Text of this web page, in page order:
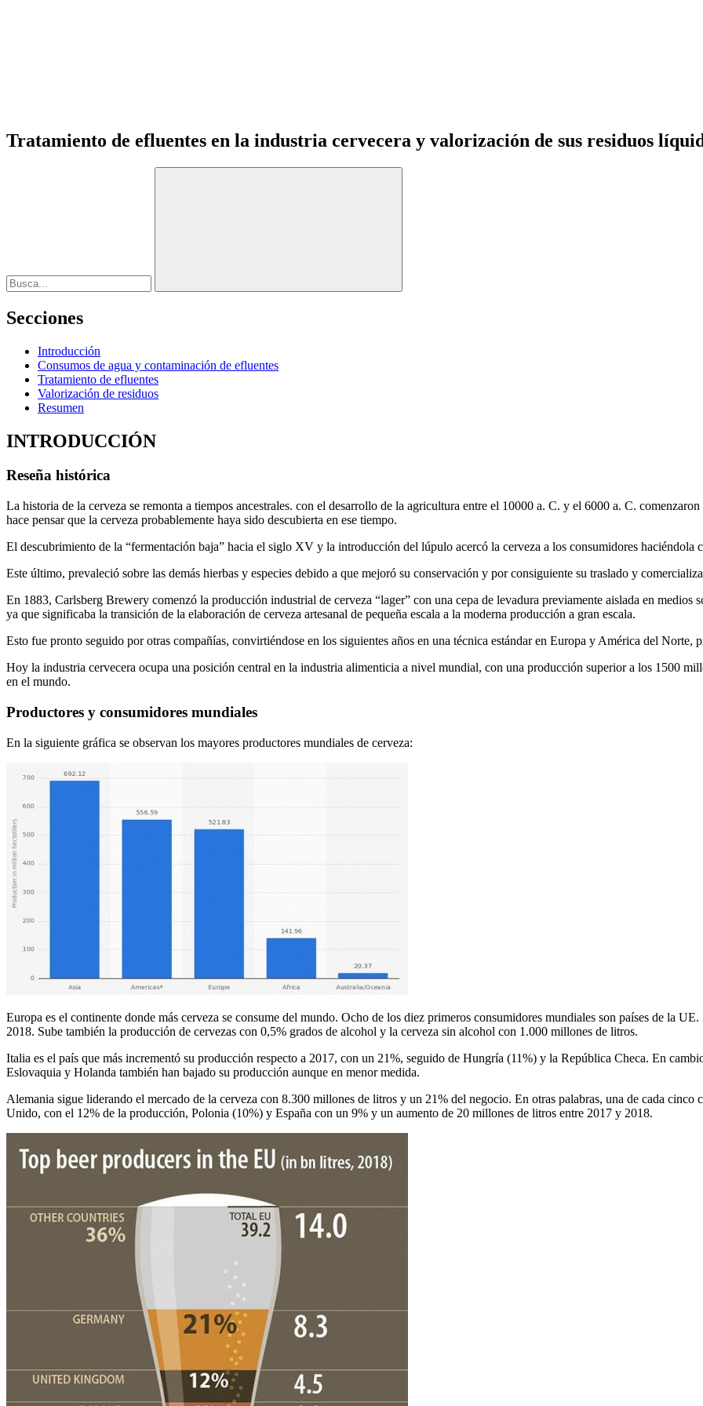
Tratamiento de efluentes en la industria cervecera y valorización de sus residuos
Buscar:
Secciones
Introducción
Consumos de agua y contaminación de efluentes
Tratamiento de efluentes
Valorización de residuos
Resumen
INTRODUCCIÓN
Reseña histórica
La historia de la cerveza se remonta a tiempos ancestrales. con el desarrollo de la agricultura entre el 10000 a. C. y el 6000 a. C.
hace pensar que la cerveza probablemente haya sido descubierta en ese tiempo.
El descubrimiento de la “fermentación baja” hacia el siglo XV y la introducción del lúpulo acercó la cerveza a los consumidores haciéndola
Este último, prevaleció sobre las demás hierbas y especies debido a que mejoró su conservación y por consiguiente su traslado y
En 1883, Carlsberg Brewery comenzó la producción industrial de cerveza “lager” con una cepa de levadura previamente aislada en
ya que significaba la transición de la elaboración de cerveza artesanal de pequeña escala a la moderna producción a gran escala.
Esto fue pronto seguido por otras compañías, convirtiéndose en los siguientes años en una técnica estándar en Europa y América del
Hoy la industria cervecera ocupa una posición central en la industria alimenticia a nivel mundial, con una producción superior a los 1500
en el mundo.
Productores y consumidores mundiales
En la siguiente gráfica se observan los mayores productores mundiales de cerveza:
Europa es el continente donde más cerveza se consume del mundo. Ocho de los diez primeros consumidores mundiales son países de la
2018. Sube también la producción de cervezas con 0,5% grados de alcohol y la cerveza sin alcohol con 1.000 millones de litros.
Italia es el país que más incrementó su producción respecto a 2017, con un 21%, seguido de Hungría (11%) y la República Checa. En
Eslovaquia y Holanda también han bajado su producción aunque en menor medida.
Alemania sigue liderando el mercado de la cerveza con 8.300 millones de litros y un 21% del negocio. En otras palabras, una de cada cinco
Unido, con el 12% de la producción, Polonia (10%) y España con un 9% y un aumento de 20 millones de litros entre 2017 y 2018.